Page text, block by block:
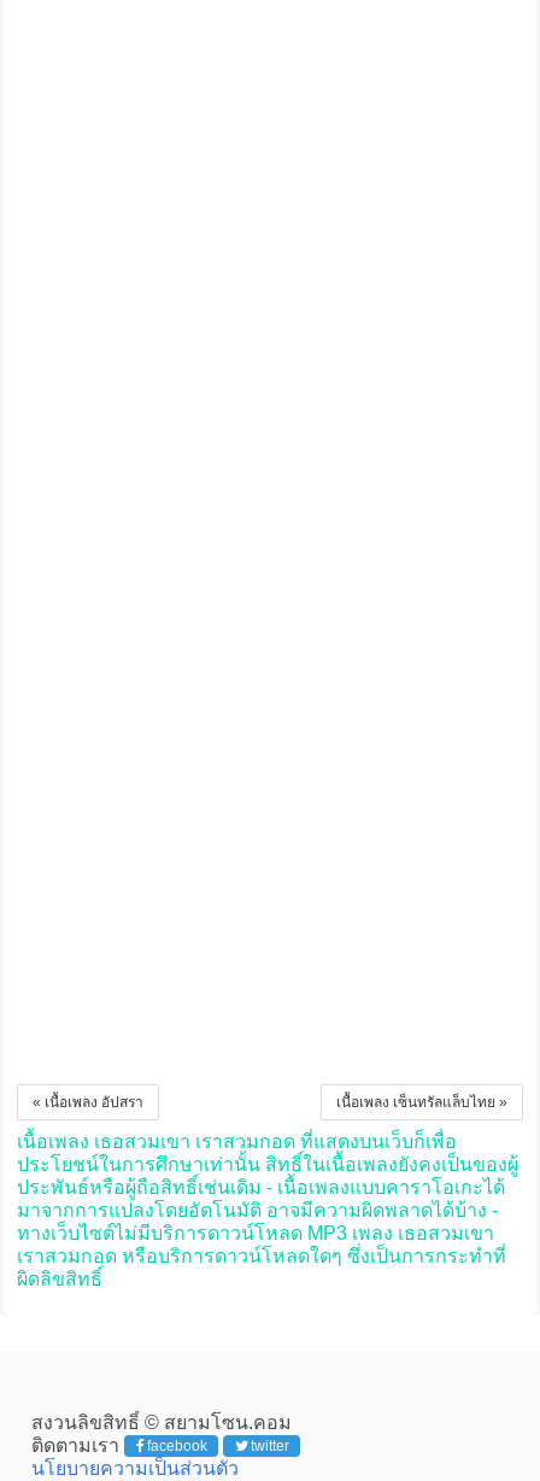
เนื้อเพลง เซ็นทรัลแล็บไทย »
« เนื้อเพลง อัปสรา
เนื้อเพลง เธอสวมเขา เราสวมกอด ที่แสดงบนเว็บก็เพื่อ
ประโยชน์ในการศึกษาเท่านั้น สิทธิ์ในเนื้อเพลงยังคงเป็นของผู้
ประพันธ์หรือผู้ถือสิทธิ์เช่นเดิม - เนื้อเพลงแบบคาราโอเกะได้
มาจากการแปลงโดยอัตโนมัติ อาจมีความผิดพลาดได้บ้าง -
ทางเว็บไซต์ไม่มีบริการดาวน์โหลด MP3 เพลง เธอสวมเขา
เราสวมกอด หรือบริการดาวน์โหลดใดๆ ซึ่งเป็นการกระทำที่
ผิดลิขสิทธิ์
สงวนลิขสิทธิ์ © สยามโซน.คอม
ติดตามเรา
facebook twitter
นโยบายความเป็นส่วนตัว